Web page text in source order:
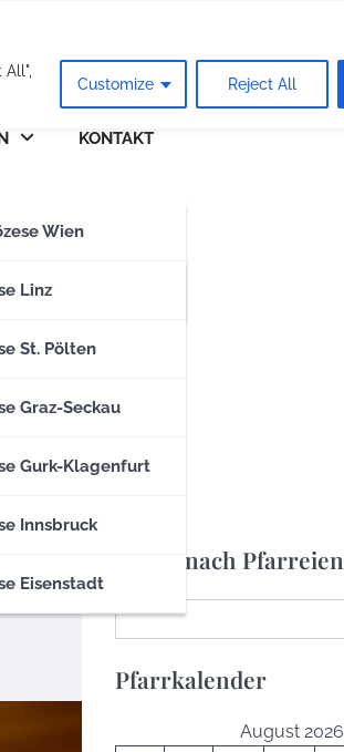
Customize Reject All
Wien
Salzburg
Linz
St. Pölten
Graz-Seckau
Gurk-Klagenfurt
Innsbruck
Eisenstadt
KONTAKT
Suche nach Pfarreien
Suchen
Pfarrkalender
August 2026